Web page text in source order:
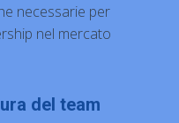
necessarie per
nel mercato
del team